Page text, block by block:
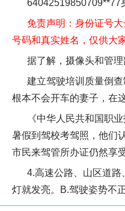
64042519850709**77
免责声明：身份证号
号码和真实姓名，仅供大
据了解，摄像头和管
建立驾驶培训质量倒查
根本不会开车的妻子，在
《中华人民共和国职
暑假到驾校考驾照，他们
市民来驾管所办证仍然享
4.高速公路、山区道
灯就发亮。B.驾驶姿势不